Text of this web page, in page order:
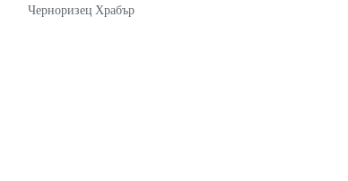
Черноризец Храбър